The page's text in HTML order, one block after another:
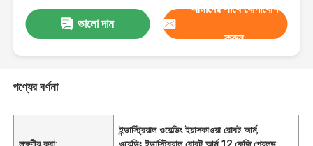
ভালো দাম
আমাদের সাথে যোগাযোগ
করুন
পণ্যের বর্ণনা
লক্ষণীয় করা:
ইন্ডাস্ট্রিয়াল ওয়েল্ডিং ইয়াসকাওয়া রোবট আর্ম,
ওয়েল্ডিং ইন্ডাস্ট্রিয়াল রোবট আর্ম 12 কেজি পেয়্লড,